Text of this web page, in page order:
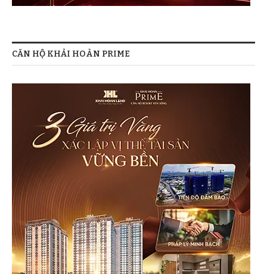
CĂN HỘ KHẢI HOÀN PRIME